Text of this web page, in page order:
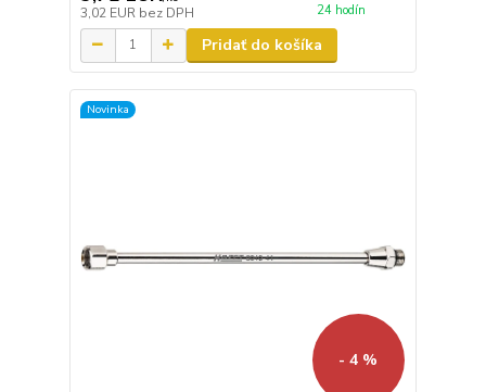
3,02 EUR bez DPH
24 hodín
Pridať do košíka
Novinka
- 4 %